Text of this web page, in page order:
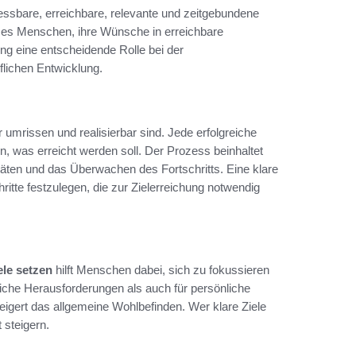
erreichbare, relevante und zeitgebundene
Menschen, ihre Wünsche in erreichbare
eine entscheidende Rolle bei der
Entwicklung.
und realisierbar sind. Jede erfolgreiche
was erreicht werden soll. Der Prozess beinhaltet
und das Überwachen des Fortschritts. Eine klare
festzulegen, die zur Zielerreichung notwendig
setzen hilft Menschen dabei, sich zu fokussieren
Herausforderungen als auch für persönliche
das allgemeine Wohlbefinden. Wer klare Ziele
steigern.